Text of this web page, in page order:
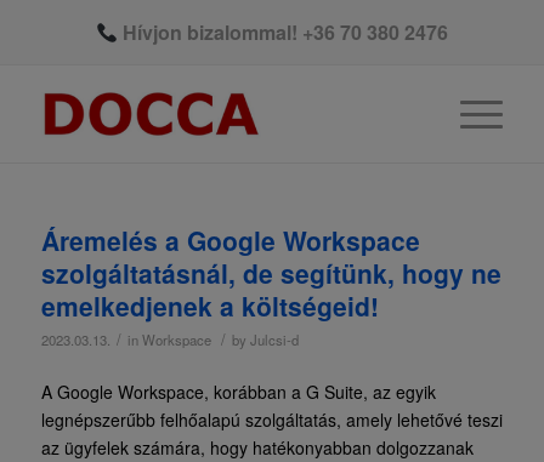
Hívjon bizalommal! +36 70 380 2476
Áremelés a Google Workspace
szolgáltatásnál, de segítünk, hogy ne
emelkedjenek a költségeid!
2023.03.13. / inWorkspace / by Julcsi-d
A Google Workspace, korábban a G Suite, az egyik
legnépszerűbb felhőalapú szolgáltatás, amely lehetővé teszi
az ügyfelek számára, hogy hatékonyabban dolgozzanak